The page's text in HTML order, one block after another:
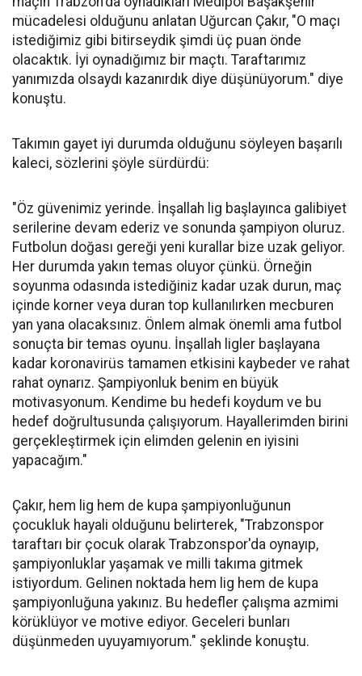
mücadelesi olduğunu anlatan Uğurcan Çakır, "O maçı
istediğimiz gibi bitirseydik şimdi üç puan önde
olacaktık. İyi oynadığımız bir maçtı. Taraftarımız
yanımızda olsaydı kazanırdık diye düşünüyorum." diye
konuştu.
Takımın gayet iyi durumda olduğunu söyleyen başarılı
kaleci, sözlerini şöyle sürdürdü:
"Öz güvenimiz yerinde. İnşallah lig başlayınca galibiyet
serilerine devam ederiz ve sonunda şampiyon oluruz.
Futbolun doğası gereği yeni kurallar bize uzak geliyor.
Her durumda yakın temas oluyor çünkü. Örneğin
soyunma odasında istediğiniz kadar uzak durun, maç
içinde korner veya duran top kullanılırken mecburen
yan yana olacaksınız. Önlem almak önemli ama futbol
sonuçta bir temas oyunu. İnşallah ligler başlayana
kadar koronavirüs tamamen etkisini kaybeder ve rahat
rahat oynarız. Şampiyonluk benim en büyük
motivasyonum. Kendime bu hedefi koydum ve bu
hedef doğrultusunda çalışıyorum. Hayallerimden birini
gerçekleştirmek için elimden gelenin en iyisini
yapacağım."
Çakır, hem lig hem de kupa şampiyonluğunun
çocukluk hayali olduğunu belirterek, "Trabzonspor
taraftarı bir çocuk olarak Trabzonspor'da oynayıp,
şampiyonluklar yaşamak ve milli takıma gitmek
istiyordum. Gelinen noktada hem lig hem de kupa
şampiyonluğuna yakınız. Bu hedefler çalışma azmimi
körüklüyor ve motive ediyor. Geceleri bunları
düşünmeden uyuyamıyorum." şeklinde konuştu.